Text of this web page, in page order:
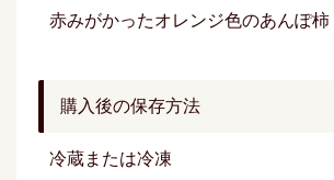
赤みがかったオレンジ色のあんぽ柿
購入後の保存方法
冷蔵または冷凍